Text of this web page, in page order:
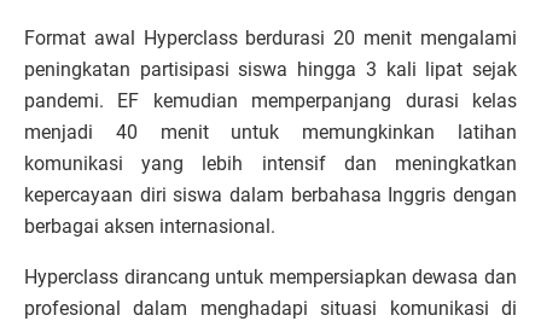
Format awal Hyperclass berdurasi 20 menit mengalami
peningkatan partisipasi siswa hingga 3 kali lipat sejak
pandemi. EF kemudian memperpanjang durasi kelas
menjadi 40 menit untuk memungkinkan latihan
komunikasi yang lebih intensif dan meningkatkan
kepercayaan diri siswa dalam berbahasa Inggris dengan
berbagai aksen internasional.
Hyperclass dirancang untuk mempersiapkan dewasa dan
profesional dalam menghadapi situasi komunikasi di